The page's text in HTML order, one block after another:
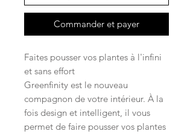
Commander et payer
Faites pousser vos plantes à l'infini
et sans effort
Greenfinity est le nouveau
compagnon de votre intérieur. À la
fois design et intelligent, il vous
permet de faire pousser vos plantes